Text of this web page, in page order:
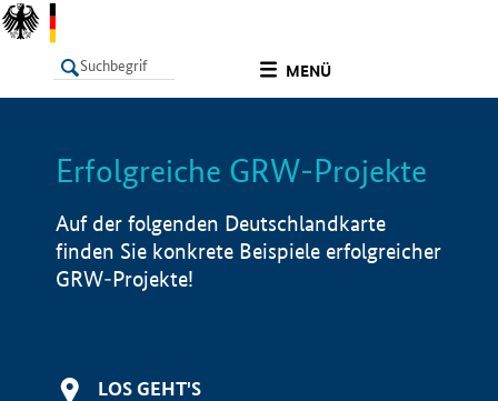
MENÜ
LISTE Info
Erfolgreiche GRW-Projekte
Auf der folgenden Deutschlandkarte
finden Sie konkrete Beispiele erfolgreicher
GRW-Projekte!
LOS GEHT'S